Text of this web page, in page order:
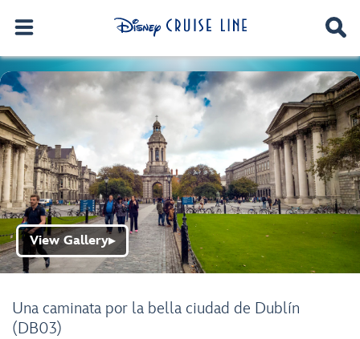
Una caminata por la bella ciudad de Dublín
(DB03)
View Gallery▶